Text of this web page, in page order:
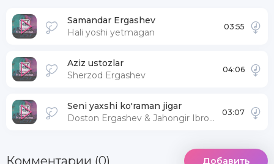
Samandar Ergashev
Hali yoshi yetmagan
03:55
Aziz ustozlar
Sherzod Ergashev
04:06
Seni yaxshi ko'raman jigar
Doston Ergashev & Jahongir Ibrohimov
03:07
Комментарии (0) Добавить